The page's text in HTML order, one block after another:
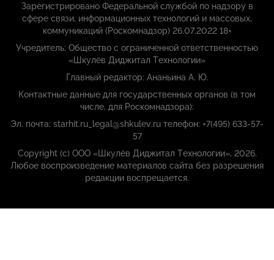
Зарегистрировано Федеральной службой по надзору в
сфере связи, информационных технологий и массовых,
коммуникаций (Роскомнадзор) 26.07.2022 18+
Учредитель: Общество с ограниченной ответственностью
«Шкулёв Диджитал Технологии»
Главный редактор: Ананьина А. Ю.
Контактные данные для государственных органов (в том
числе, для Роскомнадзора):
Эл. почта: starhit.ru_legal@shkulev.ru телефон: +7(495) 633-57-
57
Copyright (с) ООО «Шкулёв Диджитал Технологии», 2026.
Любое воспроизведение материалов сайта без разрешения
редакции воспрещается.